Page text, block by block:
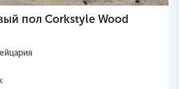
пол Corkstyle Wood